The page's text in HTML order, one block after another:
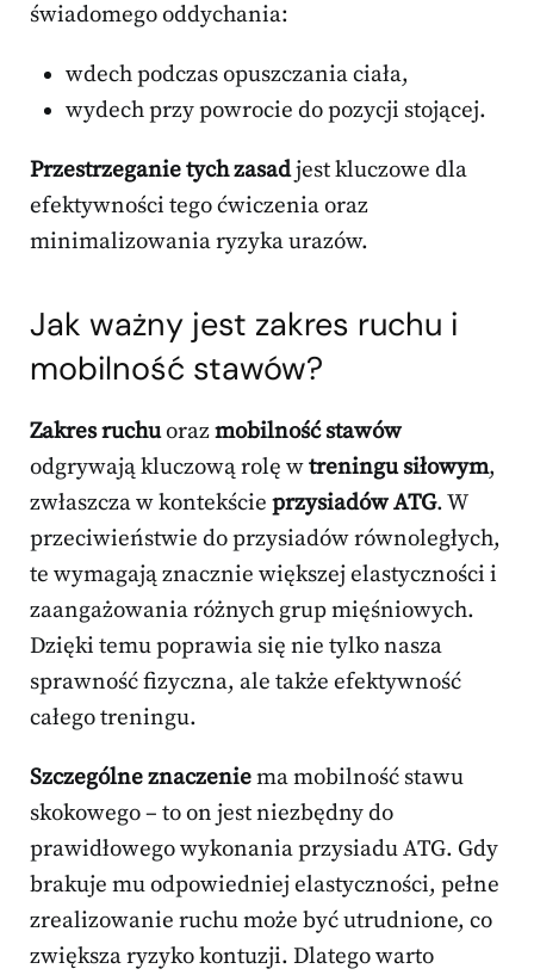
świadomego oddychania:
wdech podczas opuszczania ciała,
wydech przy powrocie do pozycji stojącej.
Przestrzeganie tych zasadjest kluczowe dla
efektywności tego ćwiczenia oraz
minimalizowania ryzyka urazów.
Jak ważny jest zakres ruchu i
mobilność stawów?
Zakres ruchuorazmobilność stawów
odgrywają kluczową rolę wtreningu siłowym,
zwłaszcza w kontekście przysiadów ATG. W
przeciwieństwie do przysiadów równoległych,
te wymagają znacznie większej elastyczności i
zaangażowania różnych grup mięśniowych.
Dzięki temu poprawia się nie tylko nasza
sprawność fizyczna, ale także efektywność
całego treningu.
Szczególne znaczeniema mobilność stawu
skokowego – to on jest niezbędny do
prawidłowego wykonania przysiadu ATG. Gdy
brakuje mu odpowiedniej elastyczności, pełne
zrealizowanie ruchu może być utrudnione, co
zwiększa ryzyko kontuzji. Dlatego warto